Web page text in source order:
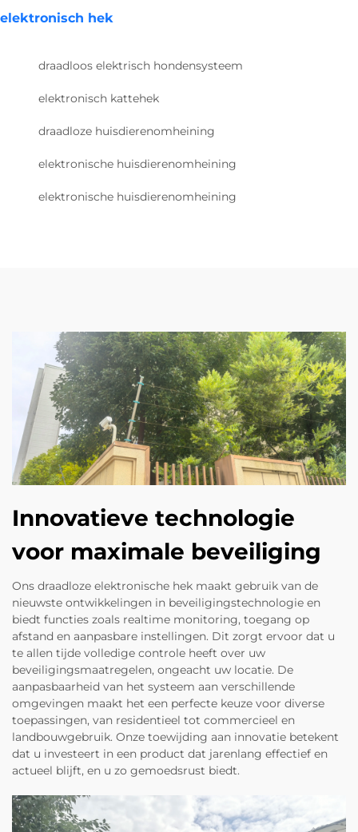
elektronisch hek
draadloos elektrisch hondensysteem
elektronisch kattehek
draadloze huisdierenomheining
elektronische huisdierenomheining
elektronische huisdierenomheining
Innovatieve technologie
voor maximale beveiliging
Ons draadloze elektronische hek maakt gebruik van de
nieuwste ontwikkelingen in beveiligingstechnologie en
biedt functies zoals realtime monitoring, toegang op
afstand en aanpasbare instellingen. Dit zorgt ervoor dat u
te allen tijde volledige controle heeft over uw
beveiligingsmaatregelen, ongeacht uw locatie. De
aanpasbaarheid van het systeem aan verschillende
omgevingen maakt het een perfecte keuze voor diverse
toepassingen, van residentieel tot commercieel en
landbouwgebruik. Onze toewijding aan innovatie betekent
dat u investeert in een product dat jarenlang effectief en
actueel blijft, en u zo gemoedsrust biedt.